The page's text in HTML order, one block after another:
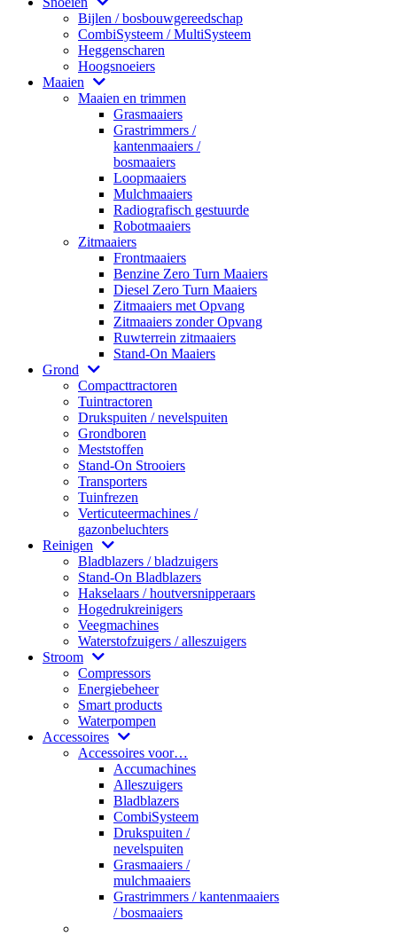
Bijlen / bosbouwgereedschap
CombiSysteem / MultiSysteem
Heggenscharen
Hoogsnoeiers
Maaien
Maaien en trimmen
Grasmaaiers
Grastrimmers /
kantenmaaiers /
bosmaaiers
Loopmaaiers
Mulchmaaiers
Radiografisch gestuurde
Robotmaaiers
Zitmaaiers
Frontmaaiers
Benzine Zero Turn Maaiers
Diesel Zero Turn Maaiers
Zitmaaiers met Opvang
Zitmaaiers zonder Opvang
Ruwterrein zitmaaiers
Stand-On Maaiers
Grond
Compacttractoren
Tuintractoren
Drukspuiten / nevelspuiten
Grondboren
Meststoffen
Stand-On Strooiers
Transporters
Tuinfrezen
Verticuteermachines /
gazonbeluchters
Reinigen
Bladblazers / bladzuigers
Stand-On Bladblazers
Hakselaars / houtversnipperaars
Hogedrukreinigers
Veegmachines
Waterstofzuigers / alleszuigers
Stroom
Compressors
Energiebeheer
Smart products
Waterpompen
Accessoires
Accessoires voor…
Accumachines
Alleszuigers
Bladblazers
CombiSysteem
Drukspuiten /
nevelspuiten
Grasmaaiers /
mulchmaaiers
Grastrimmers / kantenmaaiers
/ bosmaaiers